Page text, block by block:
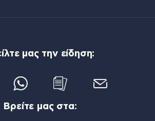
μας την είδηση:
Βρείτε μας στα: